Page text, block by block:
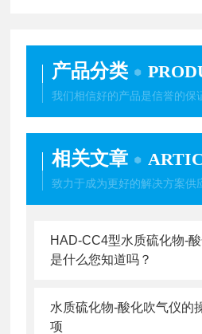
产品分类
我们相信好的产品是信誉的保
相关文章
致力于成为更好的解决方案供
HAD-CC4型水质硫化物-
是什么您知道吗？
水质硫化物-酸化吹气仪的
项